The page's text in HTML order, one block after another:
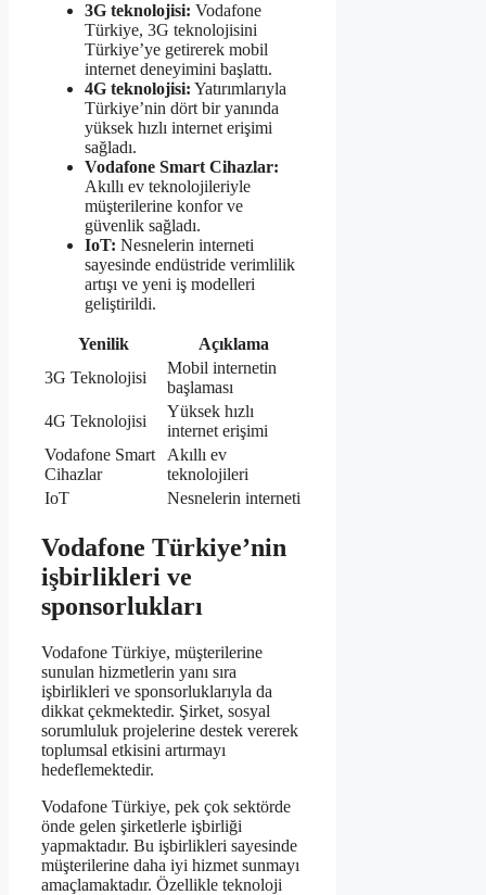
3G teknolojisi: Vodafone
Türkiye, 3G teknolojisini
Türkiye’ye getirerek mobil
internet deneyimini başlattı.
4G teknolojisi: Yatırımlarıyla
Türkiye’nin dört bir yanında
yüksek hızlı internet erişimi
sağladı.
Vodafone Smart Cihazlar:
Akıllı ev teknolojileriyle
müşterilerine konfor ve
güvenlik sağladı.
IoT: Nesnelerin interneti
sayesinde endüstride verimlilik
artışı ve yeni iş modelleri
geliştirildi.
Yenilik
Açıklama
3G Teknolojisi
Mobil internetin
başlaması
4G Teknolojisi
Yüksek hızlı
internet erişimi
Vodafone Smart
Cihazlar
Akıllı ev
teknolojileri
IoT
Nesnelerin interneti
Vodafone Türkiye’nin
işbirlikleri ve
sponsorlukları
Vodafone Türkiye, müşterilerine
sunulan hizmetlerin yanı sıra
işbirlikleri ve sponsorluklarıyla da
dikkat çekmektedir. Şirket, sosyal
sorumluluk projelerine destek vererek
toplumsal etkisini artırmayı
hedeflemektedir.
Vodafone Türkiye, pek çok sektörde
önde gelen şirketlerle işbirliği
yapmaktadır. Bu işbirlikleri sayesinde
müşterilerine daha iyi hizmet sunmayı
amaçlamaktadır. Özellikle teknoloji